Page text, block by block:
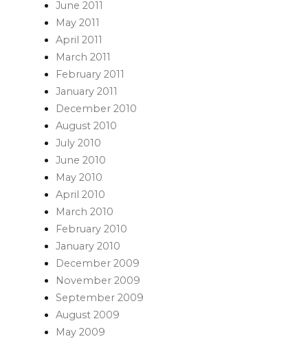
June 2011
May 2011
April 2011
March 2011
February 2011
January 2011
December 2010
August 2010
July 2010
June 2010
May 2010
April 2010
March 2010
February 2010
January 2010
December 2009
November 2009
September 2009
August 2009
May 2009